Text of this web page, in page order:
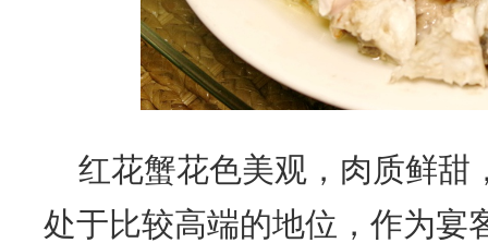
红花蟹花色美观，肉质鲜甜
处于比较高端的地位，作为宴